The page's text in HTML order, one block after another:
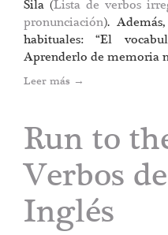
Sila (Lista de verbos
pronunciación).
habituales: “El
Aprenderlo de memoria
Leer más →
Run to
Verbos
Inglés